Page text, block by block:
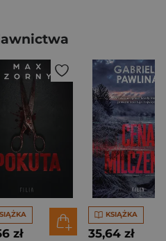
zł
KSIĄŻKA
35,64 zł